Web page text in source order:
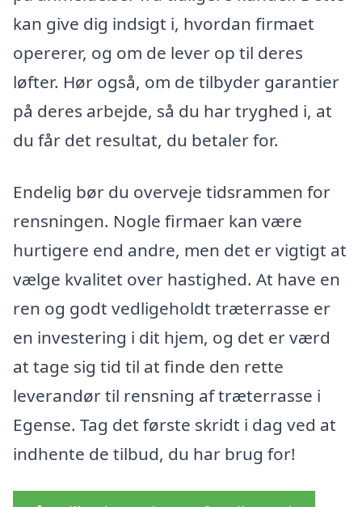
kan give dig indsigt i, hvordan firmaet
opererer, og om de lever op til deres
løfter. Hør også, om de tilbyder garantier
på deres arbejde, så du har tryghed i, at
du får det resultat, du betaler for.
Endelig bør du overveje tidsrammen for
rensningen. Nogle firmaer kan være
hurtigere end andre, men det er vigtigt at
vælge kvalitet over hastighed. At have en
ren og godt vedligeholdt træterrasse er
en investering i dit hjem, og det er værd
at tage sig tid til at finde den rette
leverandør til rensning af træterrasse i
Egense. Tag det første skridt i dag ved at
indhente de tilbud, du har brug for!